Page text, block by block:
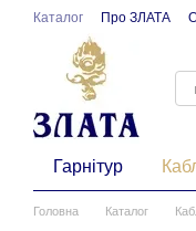
Перейти до основного
Каталог Про ЗЛАТА
Гарнітур
Головна Каталог